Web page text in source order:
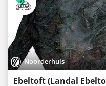
Noorderhuis